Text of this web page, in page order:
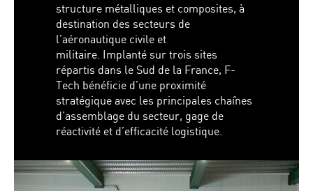
structure métalliques et composites, à
destination des secteurs de
l’aéronautique civile et
militaire. Implanté sur trois sites
répartis dans le Sud de la France, F-
Tech bénéficie d’une proximité
stratégique avec les principales chaînes
d’assemblage du secteur, gage de
réactivité et d’efficacité logistique.